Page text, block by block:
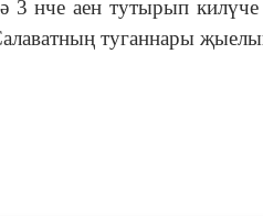
нче аен тутырып килүче
туганнары